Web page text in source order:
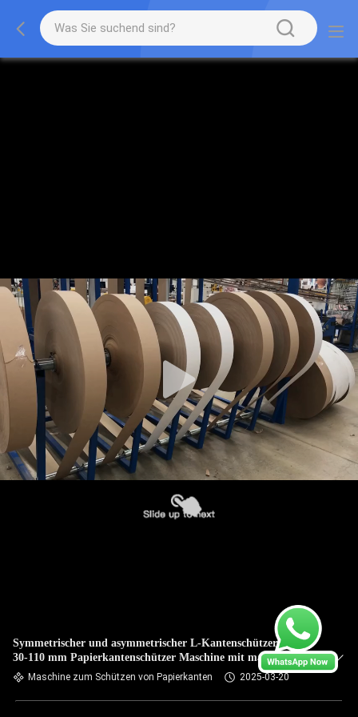
Symmetrischer und asymmetrischer L-Kantenschützer Größe
30-110 mm Papierkantenschützer Maschine mit max.
70m/min Geschwindigkeit
Maschine zum Schützen von Papierkanten 2025-03-20